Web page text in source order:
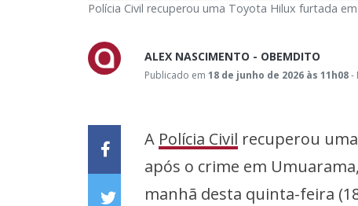
Polícia Civil recuperou uma Toyota Hilux furtada
ALEX NASCIMENTO - OBEMDITO
Publicado em18 de junho de 2026 às 11h08-
A Polícia Civil recuperou
após o crime em
manhã desta quinta-feira